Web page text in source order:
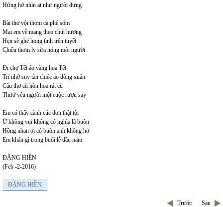
Hững hờ nhìn ai như người dưng
Bài thơ vội thơm cà phê sớm
Mai em về mang theo chút hương
Hẹn sẽ ghé hong tình trên tuyết
Chiều thơm ly sữa nóng môi người
Đi chợ Tết áo vàng hoa Tết
Trí nhớ suy tàn chiếc áo đông xuân
Câu thơ cũ hồn hoa rất cũ
Thưở yêu người một cuộc rượu say
Em có thấy cành cúc đơn thật tội
Ừ không vui không có nghĩa là buồn
Hồng nhan ơi có buồn anh không hở
Em khấn gì trong buổi lễ đầu năm
ĐẶNG HIỀN
(Feb -2-2016)
ĐẶNG HIỀN
Trước Sau